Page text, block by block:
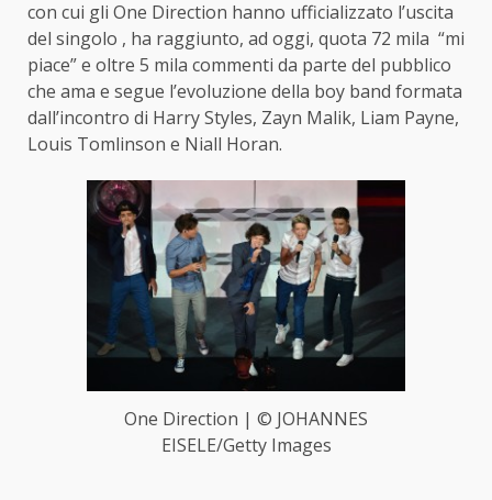
con cui gli One Direction hanno ufficializzato l’uscita
del singolo , ha raggiunto, ad oggi, quota 72 mila “mi
piace” e oltre 5 mila commenti da parte del pubblico
che ama e segue l’evoluzione della boy band formata
dall’incontro di Harry Styles, Zayn Malik, Liam Payne,
Louis Tomlinson e Niall Horan.
One Direction | © JOHANNES
EISELE/Getty Images